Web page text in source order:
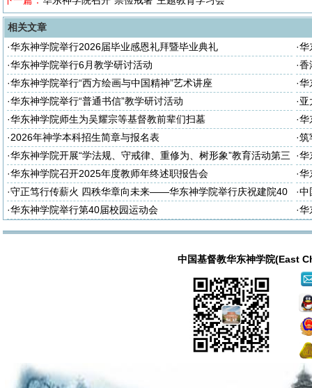
相关文章
·华东神学院举行2026届毕业感恩礼拜暨毕业典礼 ·华
座
·华东神学院举行6月教学研讨活动 ·香
·华东神学院举行“西方绘画与中国精神”艺术讲座 ·华
·华东神学院举行“普通书信”教学研讨活动 ·亚
·华东神学院师生为吴耀宗等基督教前辈们扫墓 ·华
·2026年神学本科招生简章与报名表 ·筑
诈
·华东神学院开展“学法规、守戒律、重修为、树形象”教育活动第三
次集体学习
·华
次
·华东神学院召开2025年度教师年终述职报告会 ·华
大
·守正笃行传薪火 四秩华章向未来——华东神学院举行庆祝建院40
周年暨神学教育中国化研讨会
·中
·华东神学院举行第40届校园运动会 ·华
中国基督教华东神学院(East